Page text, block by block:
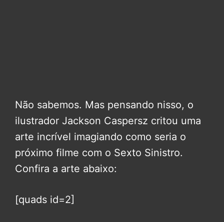
Não sabemos. Mas pensando nisso, o
ilustrador Jackson Caspersz critou uma
arte incrível imagiando como seria o
próximo filme com o Sexto Sinistro.
Confira a arte abaixo:
[quads id=2]